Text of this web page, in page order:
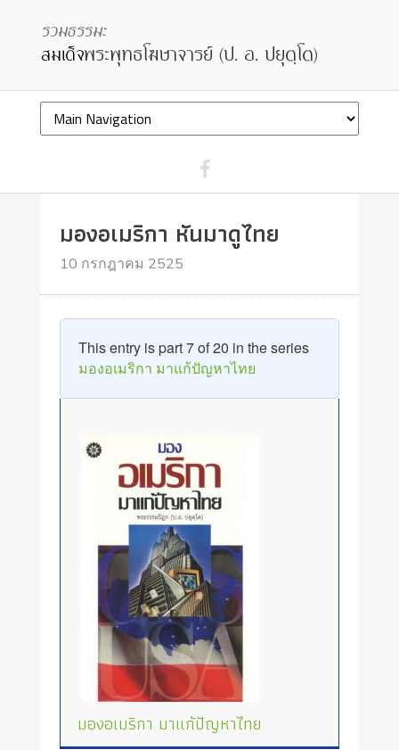
มองอเมริกา หันมาดูไทย
10 กรกฎาคม 2525
This entry is part 7 of 20 in the series
มองอเมริกา มาแก้ปัญหาไทย
มองอเมริกา มาแก้ปัญหาไทย